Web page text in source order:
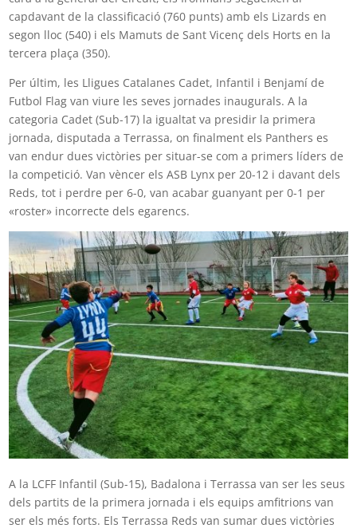
capdavant de la classificació (760 punts) amb els Lizards en
segon lloc (540) i els Mamuts de Sant Vicenç dels Horts en la
tercera plaça (350).
Per últim, les Lligues Catalanes Cadet, Infantil i Benjamí de
Futbol Flag van viure les seves jornades inaugurals. A la
categoria Cadet (Sub-17) la igualtat va presidir la primera
jornada, disputada a Terrassa, on finalment els Panthers es
van endur dues victòries per situar-se com a primers líders de
la competició. Van vèncer els ASB Lynx per 20-12 i davant dels
Reds, tot i perdre per 6-0, van acabar guanyant per 0-1 per
«roster» incorrecte dels egarencs.
A la LCFF Infantil (Sub-15), Badalona i Terrassa van ser les seus
dels partits de la primera jornada i els equips amfitrions van
ser els més forts. Els Terrassa Reds van sumar dues victòries